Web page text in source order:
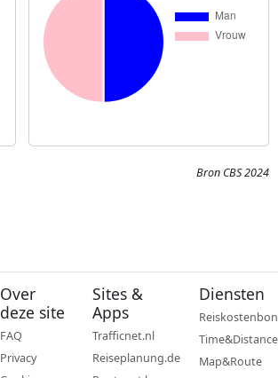
Bron CBS 2024
Over
deze site
FAQ
Privacy
Sites &
Apps
Trafficnet.nl
Reiseplanung.de
Diensten
Reiskostenbon
Time&Distance
Map&Route